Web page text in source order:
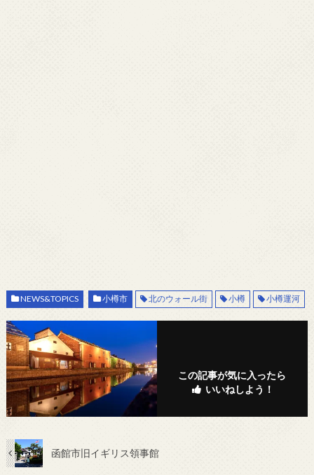
NEWS&TOPICS 小樽市 北のウォール街 小樽 小樽運河
この記事が気に入ったら
いいねしよう！
函館市旧イギリス領事館